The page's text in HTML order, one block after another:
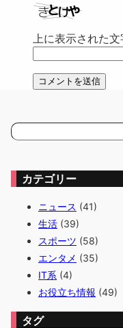
上に表示された
検
索
カテゴリー
ニュース (41)
生活 (39)
スポーツ (58)
エンタメ (35)
IT系 (4)
お役立ち情報 (49)
タグ